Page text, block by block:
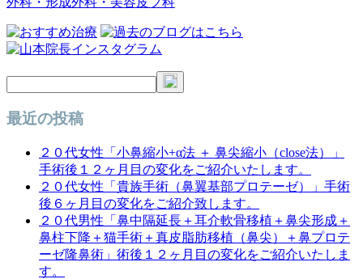
最近の投稿
２０代女性「小鼻縮小+α法 ＋ 鼻尖縮小（close法）」
手術後１２ヶ月目の変化をご紹介いたします。
２０代女性「貴族手術（鼻翼基部プロテーゼ）」手術
後６ヶ月目の変化をご紹介致します。
２０代男性「鼻中隔延長＋耳介軟骨移植＋鼻尖形成＋
鼻柱下降＋猫手術＋真皮脂肪移植（鼻尖）＋鼻プロテ
ーゼ隆鼻術」術後１２ヶ月目の変化をご紹介いたしま
す。